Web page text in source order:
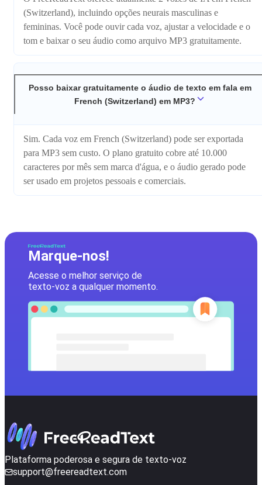
(Switzerland), incluindo opções neurais masculinas e
femininas. Você pode ouvir cada voz, ajustar a velocidade e o
tom e baixar o seu áudio como arquivo MP3 gratuitamente.
Posso baixar gratuitamente o áudio de texto em fala em
French (Switzerland) em MP3?
Sim. Cada voz em French (Switzerland) pode ser exportada
para MP3 sem custo. O plano gratuito cobre até 10.000
caracteres por mês sem marca d'água, e o áudio gerado pode
ser usado em projetos pessoais e comerciais.
Marque-nos!
Acesse o melhor serviço de
texto-voz a qualquer momento.
Plataforma poderosa e segura de texto-voz
support@freereadtext.com